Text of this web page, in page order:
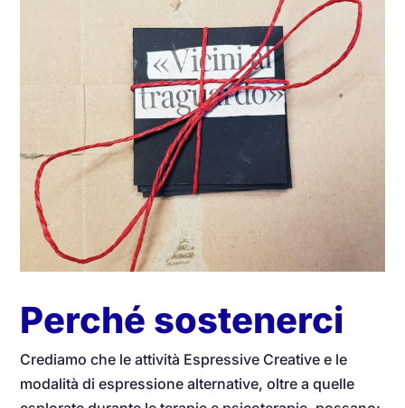
Perché sostenerci
Crediamo che le attività Espressive Creative e le
modalità di espressione alternative, oltre a quelle